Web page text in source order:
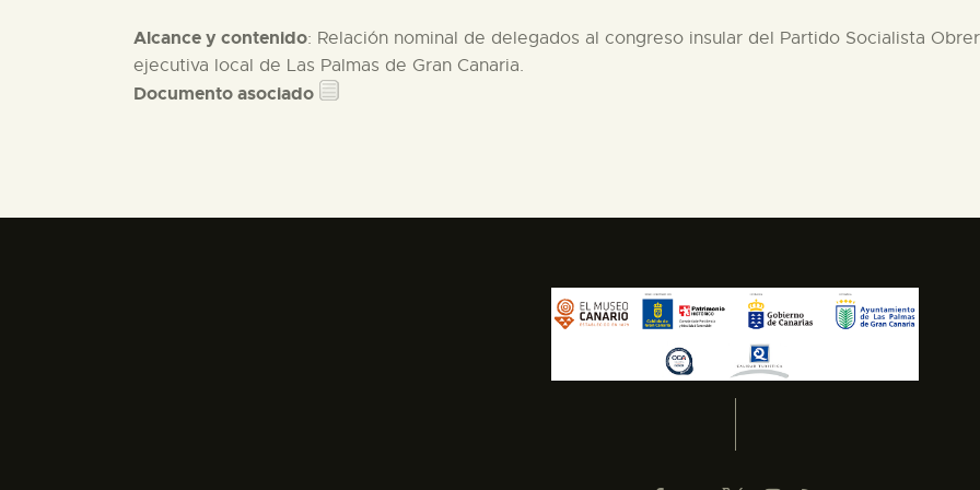
Alcance y contenido: Relación nominal de delegados al congreso insular del Partido Socialista
ejecutiva local de Las Palmas de Gran Canaria.
Documento asociado